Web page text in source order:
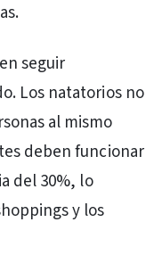
seguir
Los natatorios no
al mismo
deben funcionar
del 30%, lo
y los